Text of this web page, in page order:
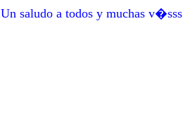
Un saludo a todos y muchas